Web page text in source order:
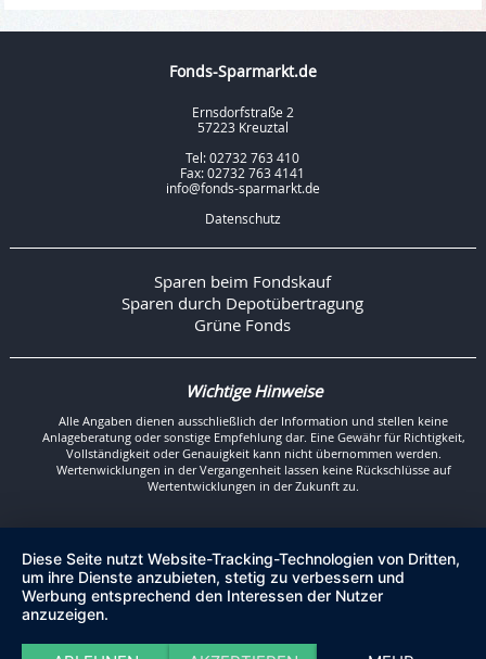
Fonds-Sparmarkt.de
Ernsdorfstraße 2
57223 Kreuztal
Tel: 02732 763 410
Fax: 02732 763 4141
info@fonds-sparmarkt.de
Datenschutz
Sparen beim Fondskauf
Sparen durch Depotübertragung
Grüne Fonds
Wichtige Hinweise
Alle Angaben dienen ausschließlich der Information und stellen keine
Anlageberatung oder sonstige Empfehlung dar. Eine Gewähr für Richtigkeit,
Vollständigkeit oder Genauigkeit kann nicht übernommen werden.
Wertenwicklungen in der Vergangenheit lassen keine Rückschlüsse auf
Wertentwicklungen in der Zukunft zu.
Diese Seite nutzt Website-Tracking-Technologien von Dritten,
um ihre Dienste anzubieten, stetig zu verbessern und
Werbung entsprechend den Interessen der Nutzer
anzuzeigen.